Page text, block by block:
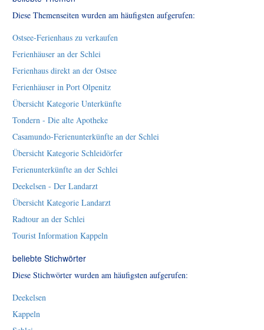
Diese Themenseiten wurden am häufigsten aufgerufen:
Ostsee-Ferienhaus zu verkaufen
Ferienhäuser an der Schlei
Ferienhaus direkt an der Ostsee
Ferienhäuser in Port Olpenitz
Übersicht Kategorie Unterkünfte
Tondern - Die alte Apotheke
Casamundo-Ferienunterkünfte an der Schlei
Übersicht Kategorie Schleidörfer
Ferienunterkünfte an der Schlei
Deekelsen - Der Landarzt
Übersicht Kategorie Landarzt
Radtour an der Schlei
Tourist Information Kappeln
beliebte Stichwörter
Diese Stichwörter wurden am häufigsten aufgerufen:
Deekelsen
Kappeln